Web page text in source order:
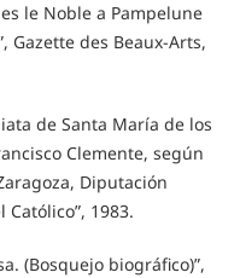
le Noble a Pampelune
Gazette des Beaux-Arts,
de Santa María de los
Clemente, según
Diputación
1983.
(Bosquejo biográfico)”,